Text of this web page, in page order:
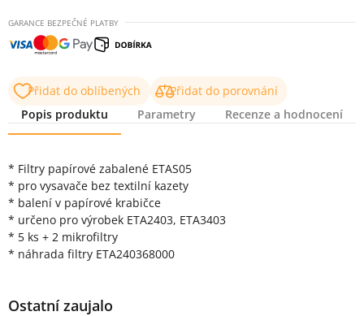
GARANCE BEZPEČNÉ PLATBY
Přidat do oblíbených
Přidat do porovnání
Popis produktu
Parametry Recenze a hodnocení
* Filtry papírové zabalené ETAS05
* pro vysavače bez textilní kazety
* balení v papírové krabičce
* určeno pro výrobek ETA2403, ETA3403
* 5 ks + 2 mikrofiltry
* náhrada filtry ETA240368000
Ostatní zaujalo